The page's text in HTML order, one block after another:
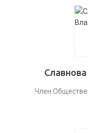
Член